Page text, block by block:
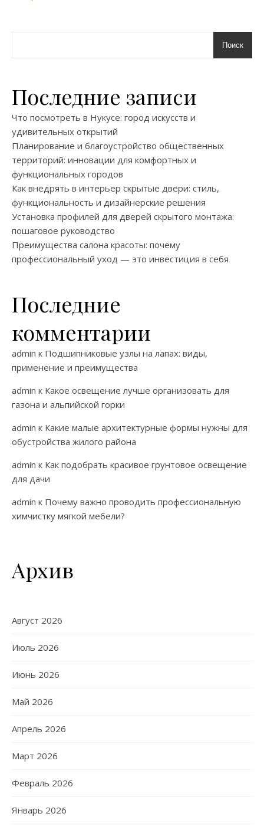
Поиск
Последние записи
Что посмотреть в Нукусе: город искусств и
удивительных открытий
Планирование и благоустройство общественных
территорий: инновации для комфортных и
функциональных городов
Как внедрять в интерьер скрытые двери: стиль,
функциональность и дизайнерские решения
Установка профилей для дверей скрытого монтажа:
пошаговое руководство
Преимущества салона красоты: почему
профессиональный уход — это инвестиция в себя
Последние
комментарии
admin к Подшипниковые узлы на лапах: виды,
применение и преимущества
admin к Какое освещение лучше организовать для
газона и альпийской горки
admin к Какие малые архитектурные формы нужны для
обустройства жилого района
admin к Как подобрать красивое грунтовое освещение
для дачи
admin к Почему важно проводить профессиональную
химчистку мягкой мебели?
Архив
Август 2026
Июль 2026
Июнь 2026
Май 2026
Апрель 2026
Март 2026
Февраль 2026
Январь 2026